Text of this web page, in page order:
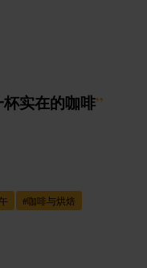
实在的咖啡”
#咖啡与烘焙